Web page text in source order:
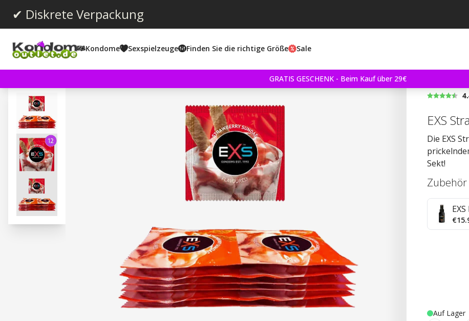
✔ Diskrete Verpackung
Kondome Sexspielzeuge Finden Sie die richtige Größe Sale
GRATIS GESCHENK - Beim Kauf über 29€
EXS
Die EXS
Sekt!
Auf Lager